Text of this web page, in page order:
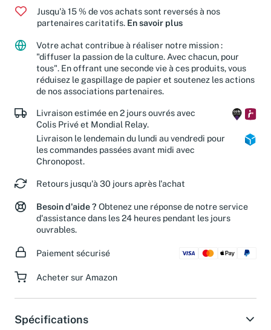
Jusqu'à 15 % de vos achats sont reversés à nos
partenaires caritatifs. En savoir plus
Votre achat contribue à réaliser notre mission :
"diffuser la passion de la culture. Avec chacun, pour
tous". En offrant une seconde vie à ces produits, vous
réduisez le gaspillage de papier et soutenez les actions
de nos associations partenaires.
Livraison estimée en 2 jours ouvrés avec
Colis Privé et Mondial Relay.
Livraison le lendemain du lundi au vendredi pour
les commandes passées avant midi avec
Chronopost.
Retours jusqu'à 30 jours après l'achat
Besoin d'aide ? Obtenez une réponse de notre service
d'assistance dans les 24 heures pendant les jours
ouvrables.
Paiement sécurisé
Acheter sur Amazon
Spécifications